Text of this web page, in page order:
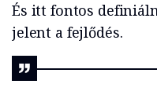
És itt fontos
jelent a fejlődés.